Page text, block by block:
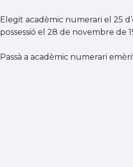
Elegit acadèmic numerari el 25
possessió el 28 de novembre de
Passà a acadèmic numerari